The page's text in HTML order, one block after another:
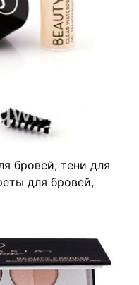
бровей, тени для
для бровей,